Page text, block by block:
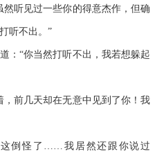
听见过一些你的得意杰作，但确
听不出。”
“你当然打听不出，我若想躲起
前几天却在无意中见到了你！我
倒怪了……我居然还跟你说过